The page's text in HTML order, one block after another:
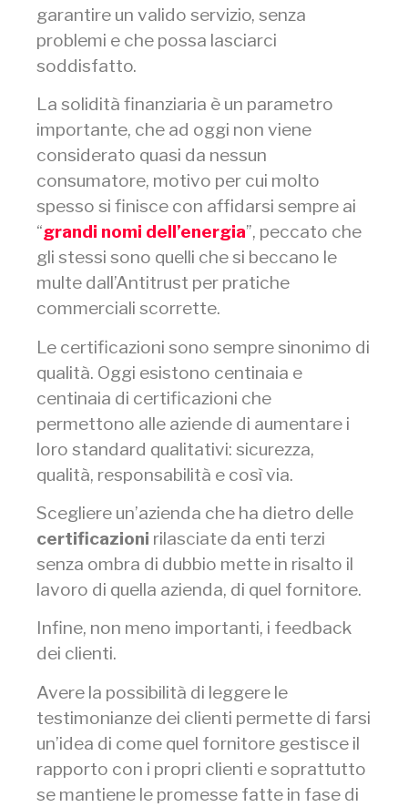
garantire un valido servizio, senza
problemi e che possa lasciarci
soddisfatto.
La solidità finanziaria è un parametro
importante, che ad oggi non viene
considerato quasi da nessun
consumatore, motivo per cui molto
spesso si finisce con affidarsi sempre ai
“grandi nomi dell’energia”, peccato che
gli stessi sono quelli che si beccano le
multe dall’Antitrust per pratiche
commerciali scorrette.
Le certificazioni sono sempre sinonimo di
qualità. Oggi esistono centinaia e
centinaia di certificazioni che
permettono alle aziende di aumentare i
loro standard qualitativi: sicurezza,
qualità, responsabilità e così via.
Scegliere un’azienda che ha dietro delle
certificazioni rilasciate da enti terzi
senza ombra di dubbio mette in risalto il
lavoro di quella azienda, di quel fornitore.
Infine, non meno importanti, i feedback
dei clienti.
Avere la possibilità di leggere le
testimonianze dei clienti permette di farsi
un’idea di come quel fornitore gestisce il
rapporto con i propri clienti e soprattutto
se mantiene le promesse fatte in fase di